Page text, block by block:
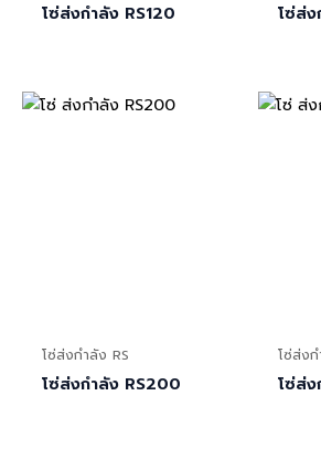
โซ่ส่งกำลัง RS120 โซ่ส่
โซ่ส่งกำลัง RS
โซ่ส่งกำลัง RS200
โซ่ส่ง
โซ่ส่